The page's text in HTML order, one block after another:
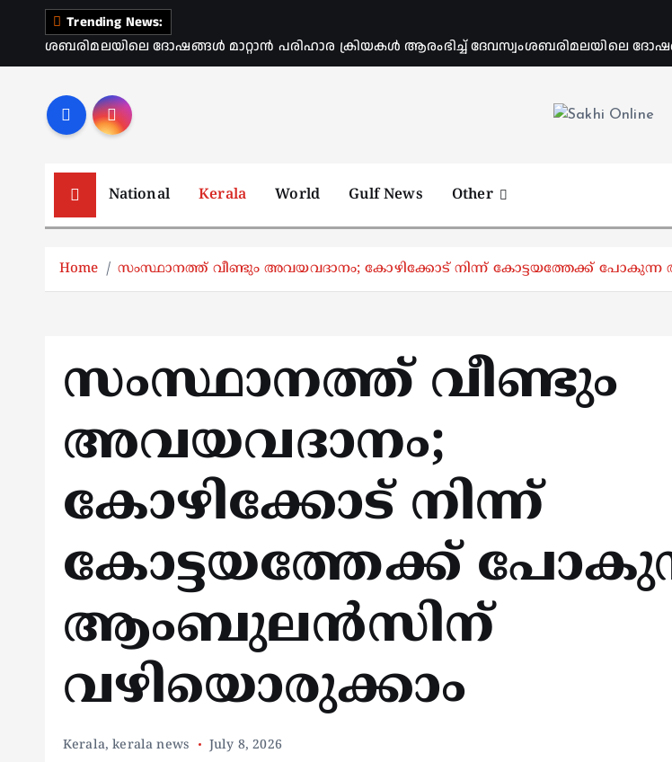
Trending News:
ശബരിമലയിലെ ദോഷങ്ങൾ മാറ്റാൻ പരിഹാര ക്രിയകൾ ആരംഭിച്ച് ദേവസ്വംശബരിമലയിലെ
National Kerala World Gulf News Other
Home സംസ്ഥാനത്ത് വീണ്ടും അവയവദാനം; കോഴിക്കോട് നിന്ന് കോട്ടയത്തേക്ക്
സംസ്ഥാനത്ത് വീണ്ടും
അവയവദാനം;
കോഴിക്കോട് നിന്ന്
കോട്ടയത്തേക്ക്
ആംബുലൻസിന്
വഴിയൊരുക്കാം
Kerala,kerala news July 8, 2026